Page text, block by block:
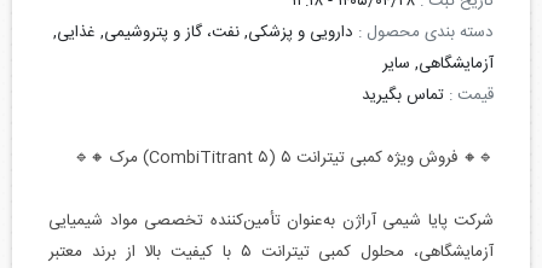
دسته بندی محصول : دارویی و پزشکی, نفت، گاز و پتروشیمی, غذایی,
آزمایشگاهی, سایر
قیمت : تماس بگیرید
🔹🔸 فروش ویژه کمبی تیترانت ۵ (CombiTitrant ۵) مرک 🔸🔹
شرکت پایا شیمی آراژن به‌عنوان تأمین‌کننده تخصصی مواد شیمیایی
آزمایشگاهی، محلول کمبی تیترانت ۵ با کیفیت بالا از برند معتبر